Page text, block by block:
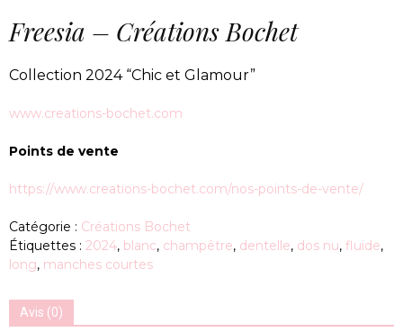
Freesia – Créations Bochet
Collection 2024 “Chic et Glamour”
www.creations-bochet.com
Points de vente
https://www.creations-bochet.com/nos-points-de-vente/
Catégorie : Créations Bochet
Étiquettes : 2024, blanc, champêtre, dentelle, dos nu, fluide,
long, manches courtes
Avis (0)